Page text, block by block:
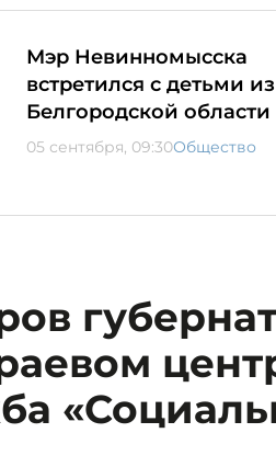
Мэр Невинномысска
встретился с детьми из
Белгородской области
05 сентября, 09:30Общество